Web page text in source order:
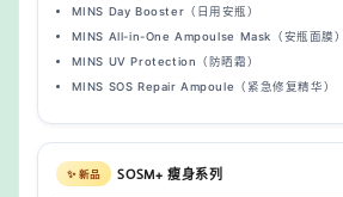
MINS Day Booster（日用安瓶）
MINS All-in-One Ampoulse Mask（安瓶面膜）
MINS UV Protection（防晒霜）
MINS SOS Repair Ampoule（紧急修复精华）
✨ 新品 SOSM+ 瘦身系列